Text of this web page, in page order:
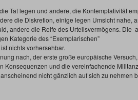
Tat legen und andere, die Kontemplativität
die Diskretion, einige legen Umsicht nahe,
andere die Reife des Urteilsvermögens. Die
Kategorie des “Exemplarischen”
nichts vorhersehbar.
nach, der erste große europäische
Konsequenzen und die vereinfachende
nicht gänzlich auf sich zu nehmen